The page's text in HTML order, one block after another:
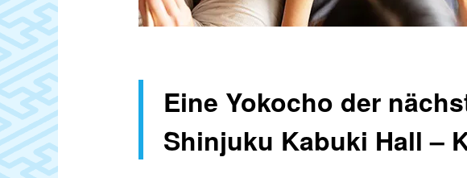
Eine Yokocho der
Shinjuku Kabuki Hall –